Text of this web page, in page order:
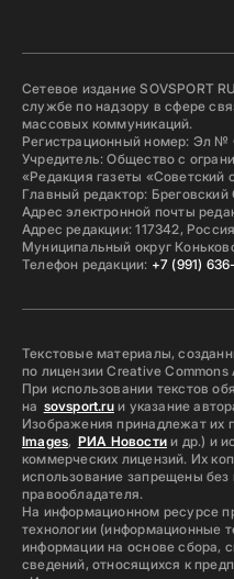
Сетевое издание SOVSPORT
службе по надзору в сфере
массовых коммуникаций.
Регистрационный номер: Эл №
Учредитель: Общество с
«Редакция газеты
Главный редактор:
Адрес электронной почты
Адрес редакции: 117342,
Муниципальный округ
Телефон редакции: +7 (991)
Текстовые материалы,
по лицензии Creative
При использовании текстов
на sovsport.ruи указание
Изображения принадлежат их
Images, РИА Новостии др.) и
коммерческих лицензий. Их
использование запрещены
правообладателя.
На информационном ресурсе
технологии (информационные
информации на основе сбора,
сведений, относящихся к